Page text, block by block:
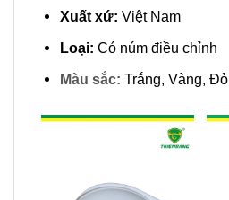
Xuất xứ: Việt Nam
Loại: Có núm điều chỉnh
Màu sắc: Trắng, Vàng, Đỏ